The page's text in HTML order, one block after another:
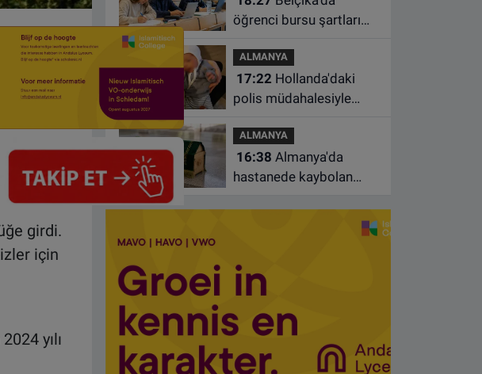
girdi.
için
yılı
öğrenci bursu şartları
ders almayan burs
alamayacak
ALMANYA
17:22
polis müdahalesiyle
çiftin bebeği aileden
alındı
ALMANYA
16:38
hastanede kaybolan